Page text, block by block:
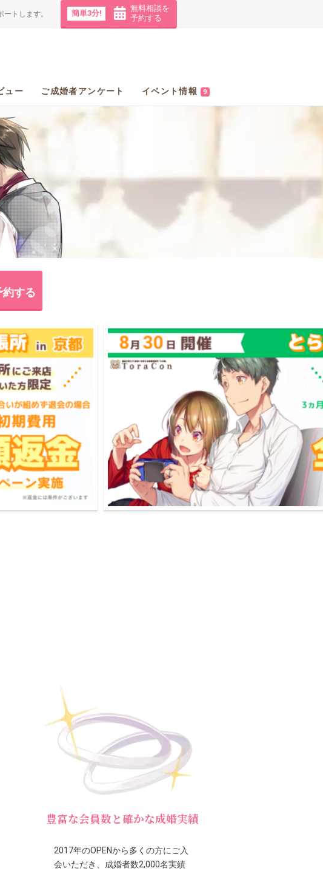
トします。 簡単3分!
無料相談を
予約する
ュー ご成婚者アンケート イベント情報 9
する
豊富な会員数と確かな成婚実績
2017年のOPENから多くの方にご入
会いただき、成婚者数2,000名実績